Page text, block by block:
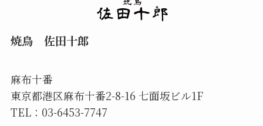
焼鳥 佐田十郎
麻布十番
東京都港区麻布十番2-8-16 七面坂ビル1F
TEL：03-6453-7747